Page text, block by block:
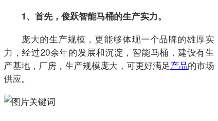
1、首先，俊跃智能马桶的生产实力。
庞大的生产规模，更能够体现一个品牌的雄厚实
力，经过20余年的发展和沉淀，智能马桶，建设有生
产基地，厂房，生产规模庞大，可更好满足产品的市场
供应。